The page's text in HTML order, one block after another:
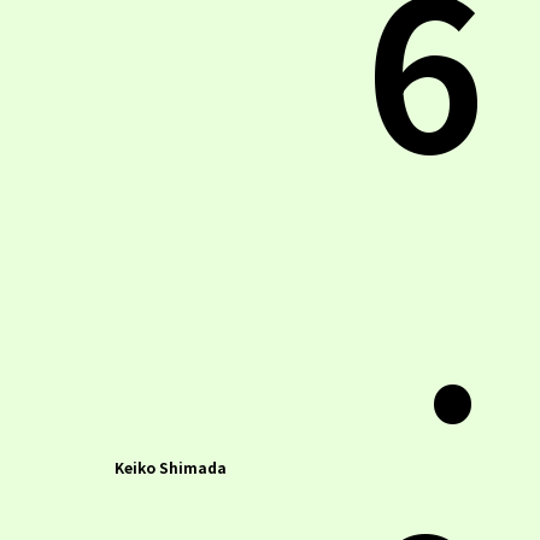
Keiko Shimada
6
.